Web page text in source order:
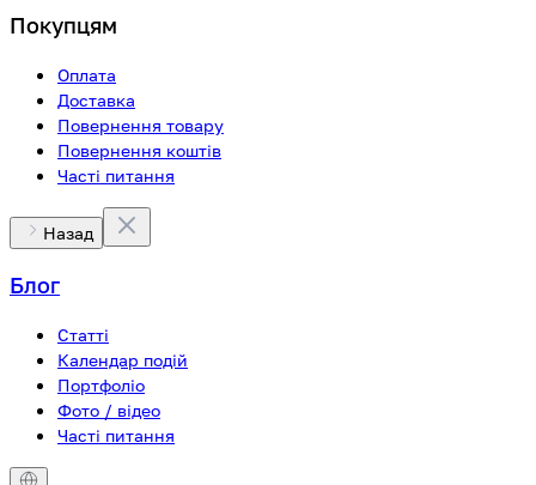
Покупцям
Оплата
Доставка
Повернення товару
Повернення коштів
Часті питання
Назад
Блог
Статті
Календар подій
Портфоліо
Фото / відео
Часті питання